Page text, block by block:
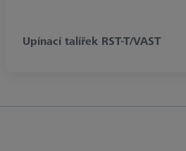
Upínací talířek RST-T/VAST